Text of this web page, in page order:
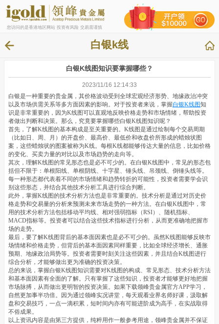
您访问的是香港地区网站 投资有风险 交易需谨慎
白银k线
白银K线图知识要掌握哪些？
2023/11/16 12:14:33
白银是一种重要的贵金属，其价格波动受到全球宏观经济形势、地缘政治冲突
以及市场供需关系等多方面因素的影响。对于投资者来说，掌握白银K线图知
识是非常重要的，因为K线图可以直观地反映价格走势和市场情绪，帮助投资
者做出判断和决策。那么，究竟要掌握哪些白银K线图知识呢？
首先，了解K线图的基本构成是至关重要的。K线图是通过绘制每个交易周期
（比如日、周、月）的开盘价、最高价、最低价和收盘价所形成的蜡烛状图
案，这些蜡烛状的图案被称为K线。每根K线都能够传达大量的信息，比如价格
的变化、买卖力量的对比以及市场趋势的走向等。
其次，理解K线图的常见形态也是必不可少的。在白银K线图中，常见的形态包
括但不限于：单根阳线、单根阴线、十字星、锤头线、吊颈线、倒锤头线等。
每一种形态都代表着不同的市场情绪和趋势转折的可能性，投资者需要学会识
别这些形态，并结合其他技术分析工具进行综合判断。
此外，掌握K线图的技术分析方法也是非常重要的。技术分析是通过对历史价
格走势和交易量的分析来预测未来市场走势的一种方法。在白银K线图中，常
用的技术分析方法包括移动平均线、相对强弱指标（RSI）、随机指标、
MACD指标等。投资者可以结合这些技术指标进行分析，从而更准确地把握市
场的走势。
最后，要了解K线图背后的基本面因素也是必不可少的。虽然K线图能够反映市
场情绪和价格走势，但背后的基本面因素同样重要，比如全球经济增长、通胀
预期、地缘政治局势等。投资者需要时刻关注这些因素，并且结合K线图进行
综合分析，才能够做出更为准确的投资决策。
总的来说，掌握白银K线图知识需要对K线图的构成、常见形态、技术分析方法
和基本面因素有全面的了解。只有掌握了这些知识，投资者才能够更好地把握
市场脉搏，从而做出更明智的投资决策。如果下载领峰贵金属官方APP学习，
自然更加事半功倍。因为通过领峰实况讲堂，每天观看业界名师好课，汲取解
盘和交易技巧，一点一滴积累，短时间内亦有可能进阶成为高手，在实战取得
不俗成果。
以上资讯内容是由第三方提供，纯粹用作一般参考用途，领峰贵金属并不保证